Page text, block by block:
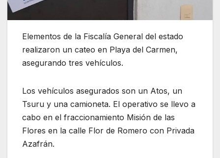
Elementos de la Fiscalía General del estado
realizaron un cateo en Playa del Carmen,
asegurando tres vehículos.
Los vehículos asegurados son un Atos, un
Tsuru y una camioneta. El operativo se llevo a
cabo en el fraccionamiento Misión de las
Flores en la calle Flor de Romero con Privada
Azafrán.